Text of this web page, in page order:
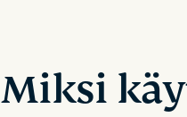
Miksi